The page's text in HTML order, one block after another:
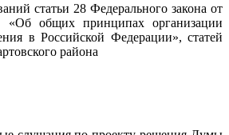
статьи 28 Федерального закона от
общих принципах организации
в Российской Федерации», статей
района